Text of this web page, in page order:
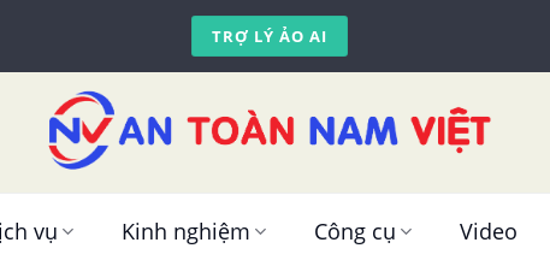
TRỢ LÝ ẢO AI
vụ Kinh nghiệm Công cụ Video